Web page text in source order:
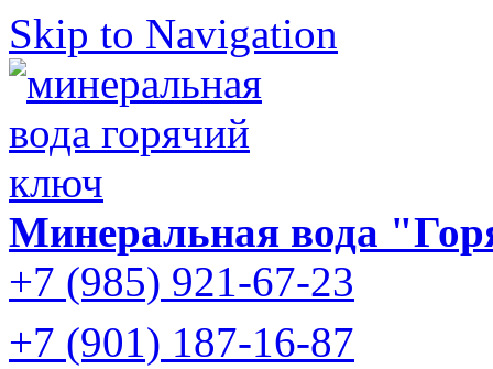
Skip to Navigation
Минеральная вода
+7 (985) 921-67-23
+7 (901) 187-16-87